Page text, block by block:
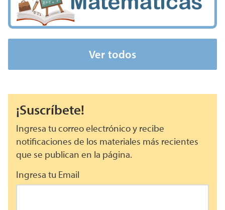
Ver todos
¡Suscríbete!
Ingresa tu correo electrónico y recibe
notificaciones de los materiales más recientes
que se publican en la página.
Ingresa tu Email